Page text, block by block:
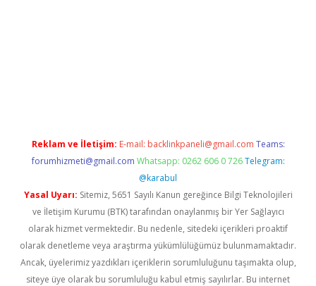
Reklam ve İletişim: E-mail: backlinkpaneli@gmail.com Teams:
forumhizmeti@gmail.com Whatsapp: 0262 606 0 726 Telegram:
@karabul
Yasal Uyarı: Sitemiz, 5651 Sayılı Kanun gereğince Bilgi Teknolojileri
ve İletişim Kurumu (BTK) tarafından onaylanmış bir Yer Sağlayıcı
olarak hizmet vermektedir. Bu nedenle, sitedeki içerikleri proaktif
olarak denetleme veya araştırma yükümlülüğümüz bulunmamaktadır.
Ancak, üyelerimiz yazdıkları içeriklerin sorumluluğunu taşımakta olup,
siteye üye olarak bu sorumluluğu kabul etmiş sayılırlar. Bu internet